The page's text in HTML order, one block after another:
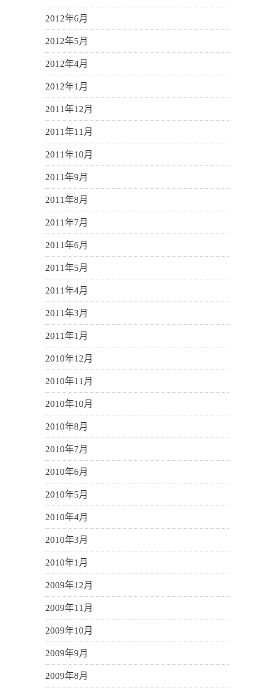
2012年6月
2012年5月
2012年4月
2012年1月
2011年12月
2011年11月
2011年10月
2011年9月
2011年8月
2011年7月
2011年6月
2011年5月
2011年4月
2011年3月
2011年1月
2010年12月
2010年11月
2010年10月
2010年8月
2010年7月
2010年6月
2010年5月
2010年4月
2010年3月
2010年1月
2009年12月
2009年11月
2009年10月
2009年9月
2009年8月